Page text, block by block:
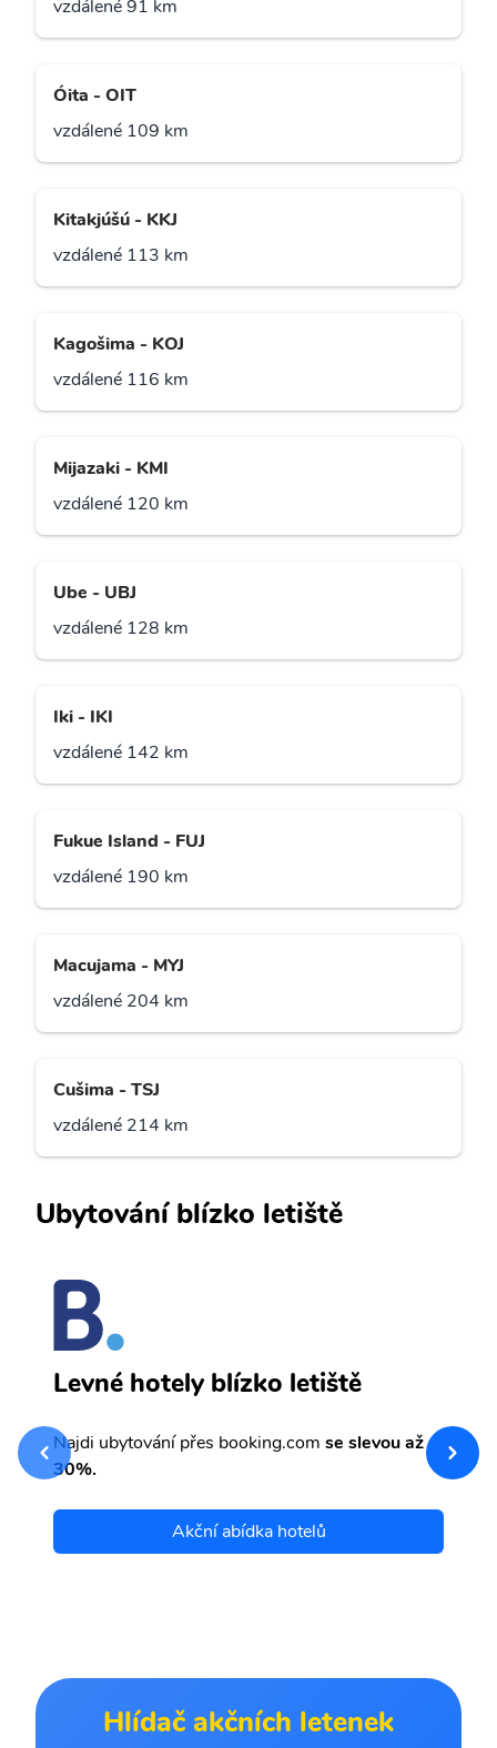
vzdálené 91 km
Óita - OIT
vzdálené 109 km
Kitakjúšú - KKJ
vzdálené 113 km
Kagošima - KOJ
vzdálené 116 km
Mijazaki - KMI
vzdálené 120 km
Ube - UBJ
vzdálené 128 km
Iki - IKI
vzdálené 142 km
Fukue Island - FUJ
vzdálené 190 km
Macujama - MYJ
vzdálené 204 km
Cušima - TSJ
vzdálené 214 km
Ubytování blízko letiště
Levné hotely blízko letiště
Najdi ubytování přes booking.com se slevou až
30%.
Akční abídka hotelů
Hlídač akčních letenek